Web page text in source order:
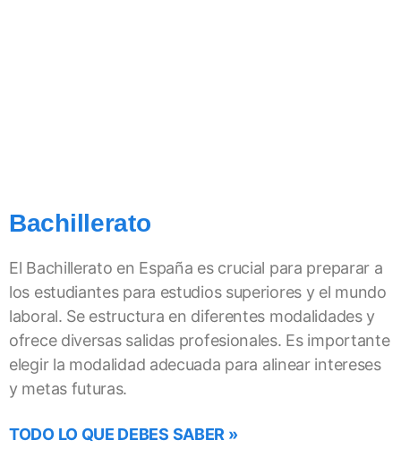
Bachillerato
El Bachillerato en España es crucial para preparar a
los estudiantes para estudios superiores y el mundo
laboral. Se estructura en diferentes modalidades y
ofrece diversas salidas profesionales. Es importante
elegir la modalidad adecuada para alinear intereses
y metas futuras.
TODO LO QUE DEBES SABER »